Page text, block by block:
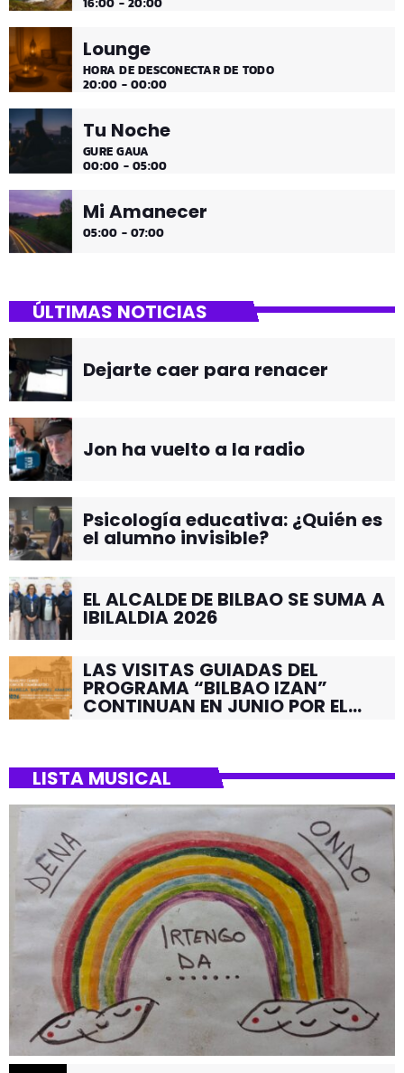
Lounge
HORA DE DESCONECTAR DE TODO
20:00 - 00:00
Tu Noche
GURE GAUA
00:00 - 05:00
Mi Amanecer
05:00 - 07:00
ÚLTIMAS NOTICIAS
Dejarte caer para renacer
Jon ha vuelto a la radio
Psicología educativa: ¿Quién es
el alumno invisible?
EL ALCALDE DE BILBAO SE SUMA A
IBILALDIA 2026
LAS VISITAS GUIADAS DEL
PROGRAMA “BILBAO IZAN”
CONTINUAN EN JUNIO POR EL
LISTA MUSICAL